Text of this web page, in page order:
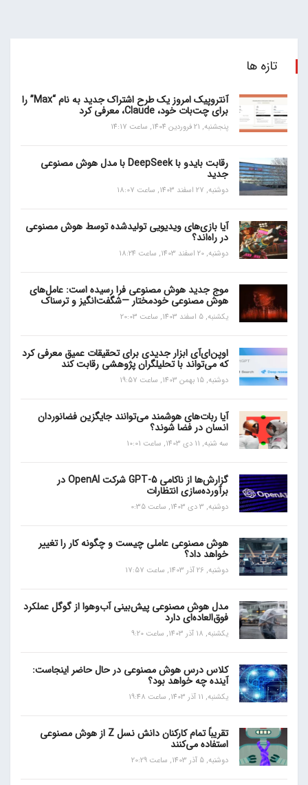
تازه ها
آنتروپیک امروز یک طرح اشتراک جدید به نام “Max” را
برای چت‌بات خود، Claude، معرفی کرد
پنجشنبه, 21 فروردین 1404, ساعت 14:17
رقابت بایدو با DeepSeek با مدل هوش مصنوعی
جدید
دوشنبه, 27 اسفند 1403, ساعت 18:07
آیا بازی‌های ویدیویی تولیدشده توسط هوش مصنوعی
در راه‌اند؟
دوشنبه, 20 اسفند 1403, ساعت 18:24
موج جدید هوش مصنوعی فرا رسیده است: عامل‌های
هوش مصنوعی خودمختار —شگفت‌انگیز و ترسناک
یکشنبه, 5 اسفند 1403, ساعت 20:03
اوپن‌ای‌آی ابزار جدیدی برای تحقیقات عمیق معرفی کرد
که می‌تواند با تحلیلگران پژوهشی رقابت کند
دوشنبه, 15 بهمن 1403, ساعت 19:57
آیا ربات‌های هوشمند می‌توانند جایگزین فضانوردان
انسان در فضا شوند؟
سه شنبه, 11 دی 1403, ساعت 10:01
گزارش‌ها از ناکامی GPT-5 شرکت OpenAI در
برآورده‌سازی انتظارات
دوشنبه, 3 دی 1403, ساعت 0:35
هوش مصنوعی عاملی چیست و چگونه کار را تغییر
خواهد داد؟
دوشنبه, 26 آذر 1403, ساعت 17:57
مدل هوش مصنوعی پیش‌بینی آب‌و‌هوا از گوگل عملکرد
فوق‌العاده‌ای دارد
یکشنبه, 18 آذر 1403, ساعت 9:20
کلاس درس هوش مصنوعی در حال حاضر اینجاست:
آینده چه خواهد بود؟
یکشنبه, 11 آذر 1403, ساعت 19:48
تقریباً تمام کارکنان دانش نسل Z از هوش مصنوعی
استفاده می‌کنند
دوشنبه, 5 آذر 1403, ساعت 20:29